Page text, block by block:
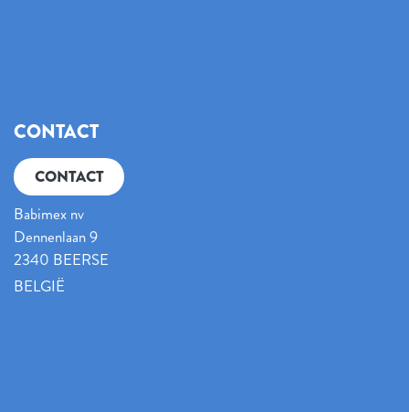
CONTACT
CONTACT
Babimex nv
Dennenlaan 9
2340 BEERSE
BELGIË